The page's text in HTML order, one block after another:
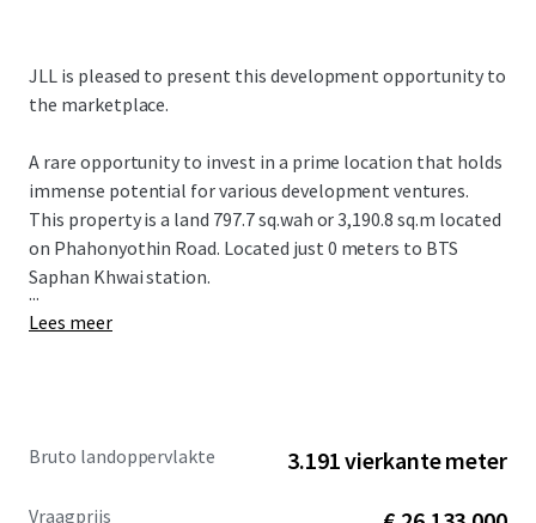
JLL is pleased to present this development opportunity to
the marketplace.
A rare opportunity to invest in a prime location that holds
immense potential for various development ventures.
This property is a land 797.7 sq.wah or 3,190.8 sq.m located
on Phahonyothin Road. Located just 0 meters to BTS
Saphan Khwai station.
...
Lees meer
Bruto landoppervlakte 3.191 vierkante meter
Vraagprijs